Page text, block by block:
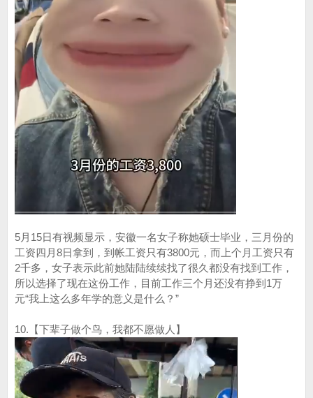
5月15日有视频显示，安徽一名女子称她硕士毕业，三月份的
工资四月8日拿到，到帐工资只有3800元，而上个月工资只有
2千多，女子表示此前她陆陆续续找了很久都没有找到工作，
所以选择了现在这份工作，目前工作三个月还没有挣到1万
元“我上这么多年学的意义是什么？”
10.【下辈子做个鸟，我都不愿做人】